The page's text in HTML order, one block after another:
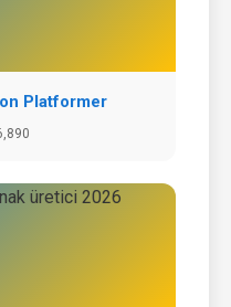
Platformer